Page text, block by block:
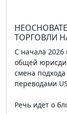
ТОРГОВЛИ
С начала 2026
общей
смена
переводами
Речь идёт о